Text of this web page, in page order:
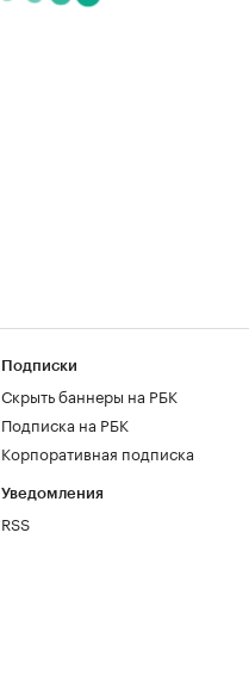
Подписки
Скрыть баннеры на РБК
Подписка на РБК
Корпоративная подписка
Уведомления
RSS